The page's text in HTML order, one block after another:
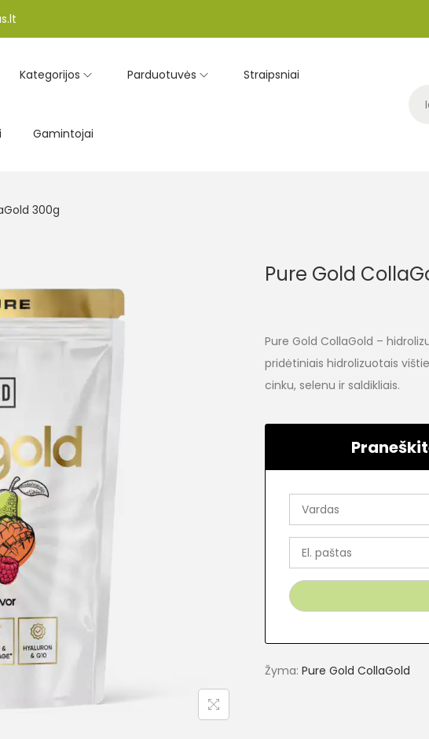
Kategorijos Parduotuvės Straipsniai
Gamintojai
300g
Pure Gold
Pure Gold CollaGold –
pridėtiniais hidrolizuotais
cinku, selenu ir saldikliais.
Žyma: Pure Gold CollaGold